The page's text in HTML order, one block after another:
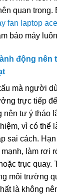
quan trọng.
fan laptop
bảo máy
động nên
mà người
trực tiếp
nên tự ý tháo
vì có thể
sai cách.
làm rơi
trục quay.
môi trường
là không